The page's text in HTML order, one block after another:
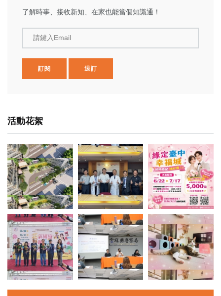
了解時事、接收新知、在家也能當個知識通！
請鍵入Email
訂閱 退訂
活動花絮